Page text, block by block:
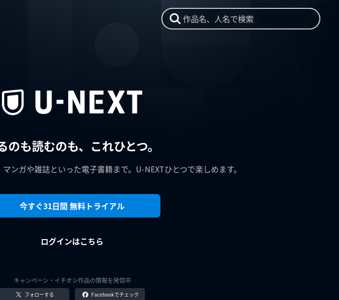
作品名、人名で検索
のも読むのも、これひとつ。
ンガや雑誌といった電子書籍まで。U-NEXTひとつで楽しめます。
今すぐ31日間 無料トライアル
ログインはこちら
キャンペーン・イチオシ作品の情報を発信中
フォローする Facebookでチェック